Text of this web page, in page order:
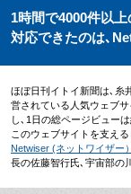
1時間で4000件以
対応できたのは､
ほぼ日刊イトイ新聞は､糸
営されている人気ウェブ
し､1日の総ページビュー
このウェブサイトを支え
Netwiser (ネットワイザー
長の佐藤智行氏､宇宙部の